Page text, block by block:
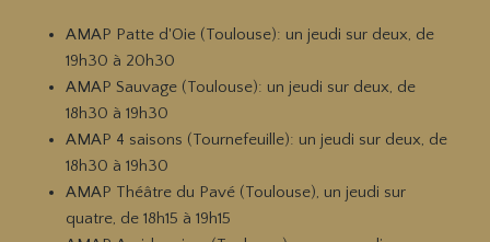
AMAP Patte d'Oie (Toulouse): un jeudi sur deux, de
19h30 à 20h30
AMAP Sauvage (Toulouse): un jeudi sur deux, de
18h30 à 19h30
AMAP 4 saisons (Tournefeuille): un jeudi sur deux, de
18h30 à 19h30
AMAP Théâtre du Pavé (Toulouse), un jeudi sur
quatre, de 18h15 à 19h15